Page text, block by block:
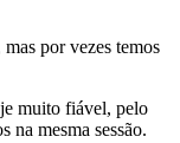
por vezes temos
muito fiável, pelo
na mesma sessão.